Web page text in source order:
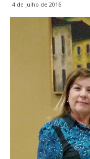
4 de julho de 2016